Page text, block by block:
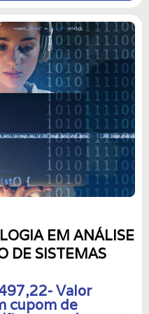
EM ANÁLISE
DE SISTEMAS
Valor
cupom de